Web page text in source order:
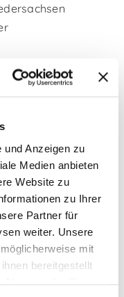
und Anzeigen zu
Medien anbieten
Website zu
zu Ihrer
Partner für
weiter. Unsere
mit
bereitgestellt
pdf/arzt-und-